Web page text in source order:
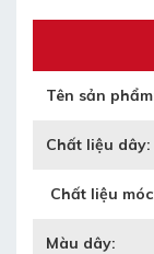
• Thời
mẫu
• Bảo
bị hỏng
Tên sản
Chất liệu dây:
Chất liệu
Màu dây: